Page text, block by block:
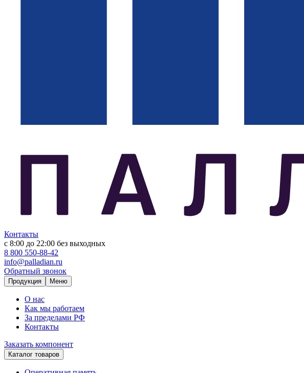
Контакты
с 8:00 до 22:00 без выходных
8 800 550-88-42
info@palladian.ru
Обратный звонок
Продукция Меню
О нас
Как мы работаем
За пределами РФ
Контакты
Заказать компонент
Каталог товаров